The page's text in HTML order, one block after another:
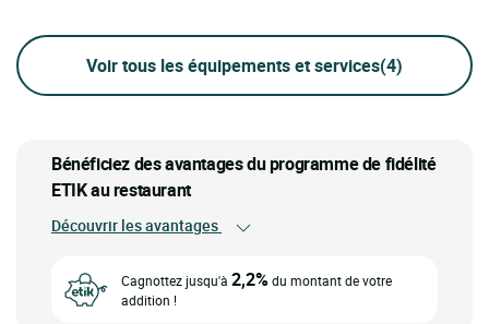
Voir tous les équipements et services(4)
Bénéficiez des avantages du programme de fidélité
ETIK au restaurant
Découvrir les avantages
Cagnottez jusqu'à 2,2%du montant de votre
addition !